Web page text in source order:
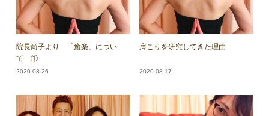
院長尚子より 「癒楽」につい
て ①
2020.08.26
肩こりを研究してきた理由
2020.08.17